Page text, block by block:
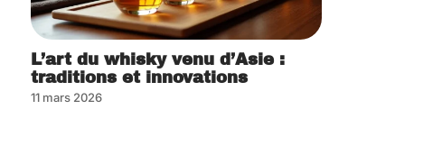
L’art du whisky venu d’Asie :
traditions et innovations
11 mars 2026